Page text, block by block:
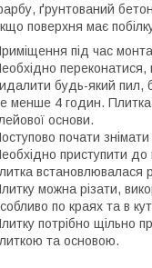
ґрунтований бетон
поверхня має
під час
переконатися,
будь-який пил,
менше 4 годин. Плитка
основи.
почати
приступити до
встановлювалася
можна різати,
по краях та в
потрібно щільно
та основою.